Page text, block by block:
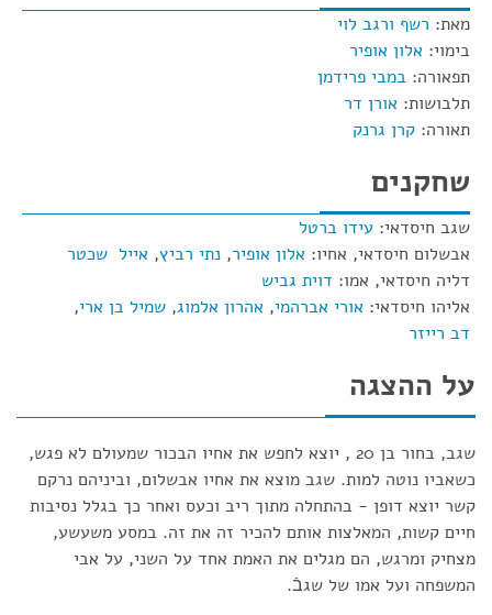
מאת: רשף ורגב לוי
בימוי: אלון אופיר
תפאורה: במבי פרידמן
תלבושות: אורן דר
תאורה: קרן גרנק
שחקנים
שגב חיסדאי: עידו ברטל
אבשלום חיסדאי, אחיו: אלון אופיר, נתי רביץ, אייל שכטר
דליה חיסדאי, אמו: דוית גביש
אליהו חיסדאי: אורי אברהמי, אהרון אלמוג, שמיל בן ארי,
דב רייזר
על ההצגה
שגב, בחור בן 20 , יוצא לחפש את אחיו הבכור שמעולם לא פגש,
כשאביו נוטה למות. שגב מוצא את אחיו אבשלום, וביניהם נרקם
קשר יוצא דופן - בהתחלה מתוך ריב וכעס ואחר כך בגלל נסיבות
חיים קשות, המאלצות אותם להכיר זה את זה. במסע משעשע,
מצחיק ומרגש, הם מגלים את האמת אחד על השני, על אבי
המשפחה ועל אמו של שגבֿ.